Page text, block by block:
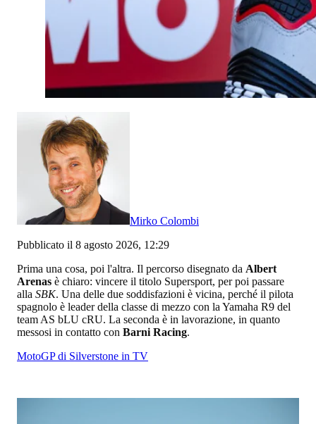
Mirko Colombi
Pubblicato il 8 agosto 2026, 12:29
Prima una cosa, poi l'altra. Il percorso disegnato da Albert
Arenas è chiaro: vincere il titolo Supersport, per poi passare
alla SBK. Una delle due soddisfazioni è vicina, perché il pilota
spagnolo è leader della classe di mezzo con la Yamaha R9 del
team AS bLU cRU. La seconda è in lavorazione, in quanto
messosi in contatto con Barni Racing.
MotoGP di Silverstone in TV